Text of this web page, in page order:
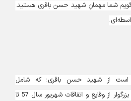
شما مهمانِ شهید حسن باقری هستید.
است از شهید حسن باقری؛ که شامل
یادداشت‌های روزانه این شهید بزرگوار از وقایع و اتفاقات شهریور سال 57 تا